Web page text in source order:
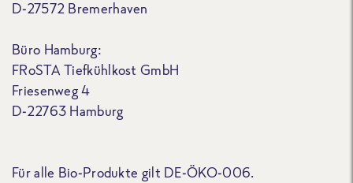
D-27572 Bremerhaven
Büro Hamburg:
FRoSTA Tiefkühlkost GmbH
Friesenweg 4
D-22763 Hamburg
Für alle Bio-Produkte gilt DE-ÖKO-006.